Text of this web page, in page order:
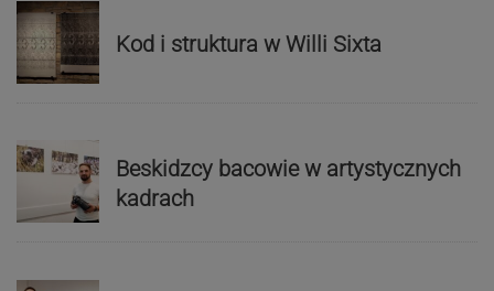
Kod i struktura w Willi Sixta
Beskidzcy bacowie w artystycznych
kadrach